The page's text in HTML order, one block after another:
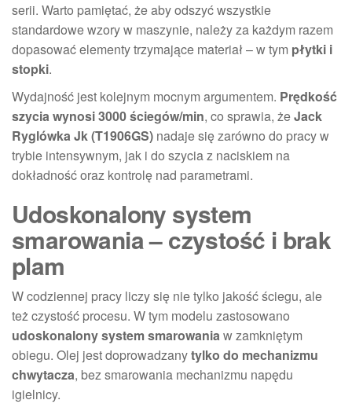
serii. Warto pamiętać, że aby odszyć wszystkie
standardowe wzory w maszynie, należy za każdym razem
dopasować elementy trzymające materiał – w tym płytki i
stopki.
Wydajność jest kolejnym mocnym argumentem. Prędkość
szycia wynosi 3000 ściegów/min, co sprawia, żeJack
Ryglówka Jk (T1906GS) nadaje się zarówno do pracy w
trybie intensywnym, jak i do szycia z naciskiem na
dokładność oraz kontrolę nad parametrami.
Udoskonalony system
smarowania – czystość i brak
plam
W codziennej pracy liczy się nie tylko jakość ściegu, ale
też czystość procesu. W tym modelu zastosowano
udoskonalony system smarowaniaw zamkniętym
obiegu. Olej jest doprowadzanytylko do mechanizmu
chwytacza, bez smarowania mechanizmu napędu
igielnicy.